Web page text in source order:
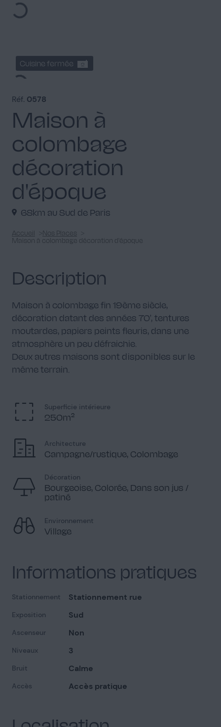
Cuisine fermée 2
Chambre parentale
Chambre parentale
Chambre parentale
Salle de bain
Jardin 1
Vue extérieure 2
Réf. 0578
Maison à
colombage
décoration
d'époque
68km au Sud de Paris
Accueil
Nos Places
Maison à colombage décoration d'époque
Description
Maison à colombage fin 19ème siècle,
décoration datant des années 70', tentures
moutardes, papiers peints fleuris, dans une
atmosphère un peu défraichie.
Deux autres maisons sont disponibles sur le
même terrain.
Superficie intérieure
250m²
Architecture
Campagne/rustique, Colombage
Décoration
Bourgeoise, Colorée, Dans son jus /
patiné
Environnement
Village
Informations pratiques
Stationnement Stationnement rue
Exposition Sud
Ascenseur Non
Niveaux 3
Bruit Calme
Accès Accès pratique